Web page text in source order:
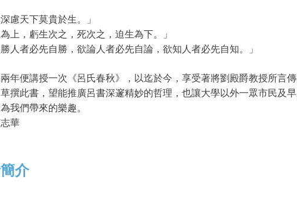
深慮天下莫貴於生。」
為上，虧生次之，死次之，迫生為下。」
勝人者必先自勝，欲論人者必先自論，欲知人者必先自知。」
年便講授一次《呂氏春秋》，以迄於今，享受著將劉殿爵教授所言
撰此書，望能推廣呂書深邃精妙的哲理，也讓大學以外一眾市民及
我們帶來的樂趣。
華
介